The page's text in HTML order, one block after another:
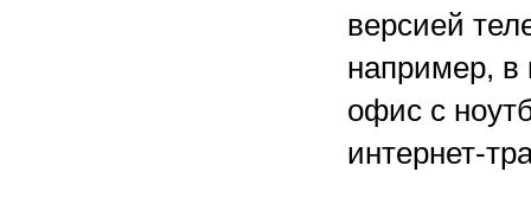
версией
например, в
офис с
интернет-